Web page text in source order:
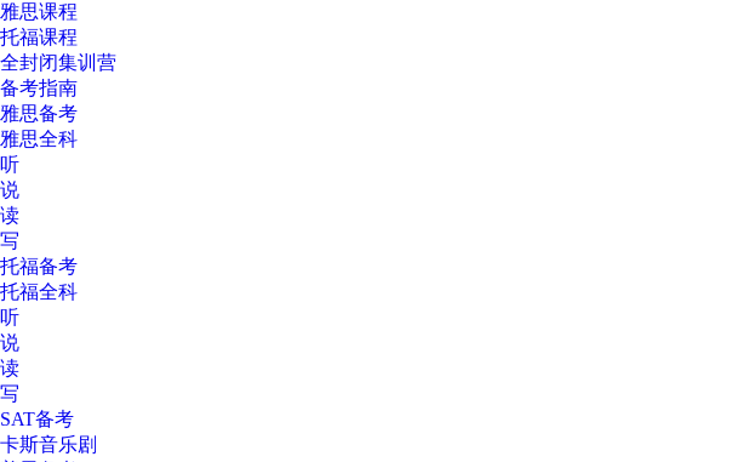
雅思课程
托福课程
全封闭集训营
备考指南
雅思备考
雅思全科
听
说
读
写
托福备考
托福全科
听
说
读
写
SAT备考
卡斯音乐剧